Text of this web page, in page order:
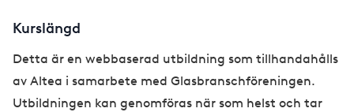
Kurslängd
Detta är en webbaserad utbildning som tillhandahålls
av Altea i samarbete med Glasbranschföreningen.
Utbildningen kan genomföras när som helst och tar